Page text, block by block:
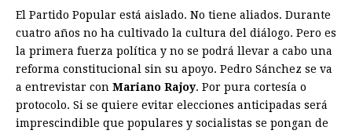
El Partido Popular está aislado. No tiene aliados. Durante
cuatro años no ha cultivado la cultura del diálogo. Pero es
la primera fuerza política y no se podrá llevar a cabo una
reforma constitucional sin su apoyo. Pedro Sánchez se va
a entrevistar con Mariano Rajoy. Por pura cortesía o
protocolo. Si se quiere evitar elecciones anticipadas será
imprescindible que populares y socialistas se pongan de